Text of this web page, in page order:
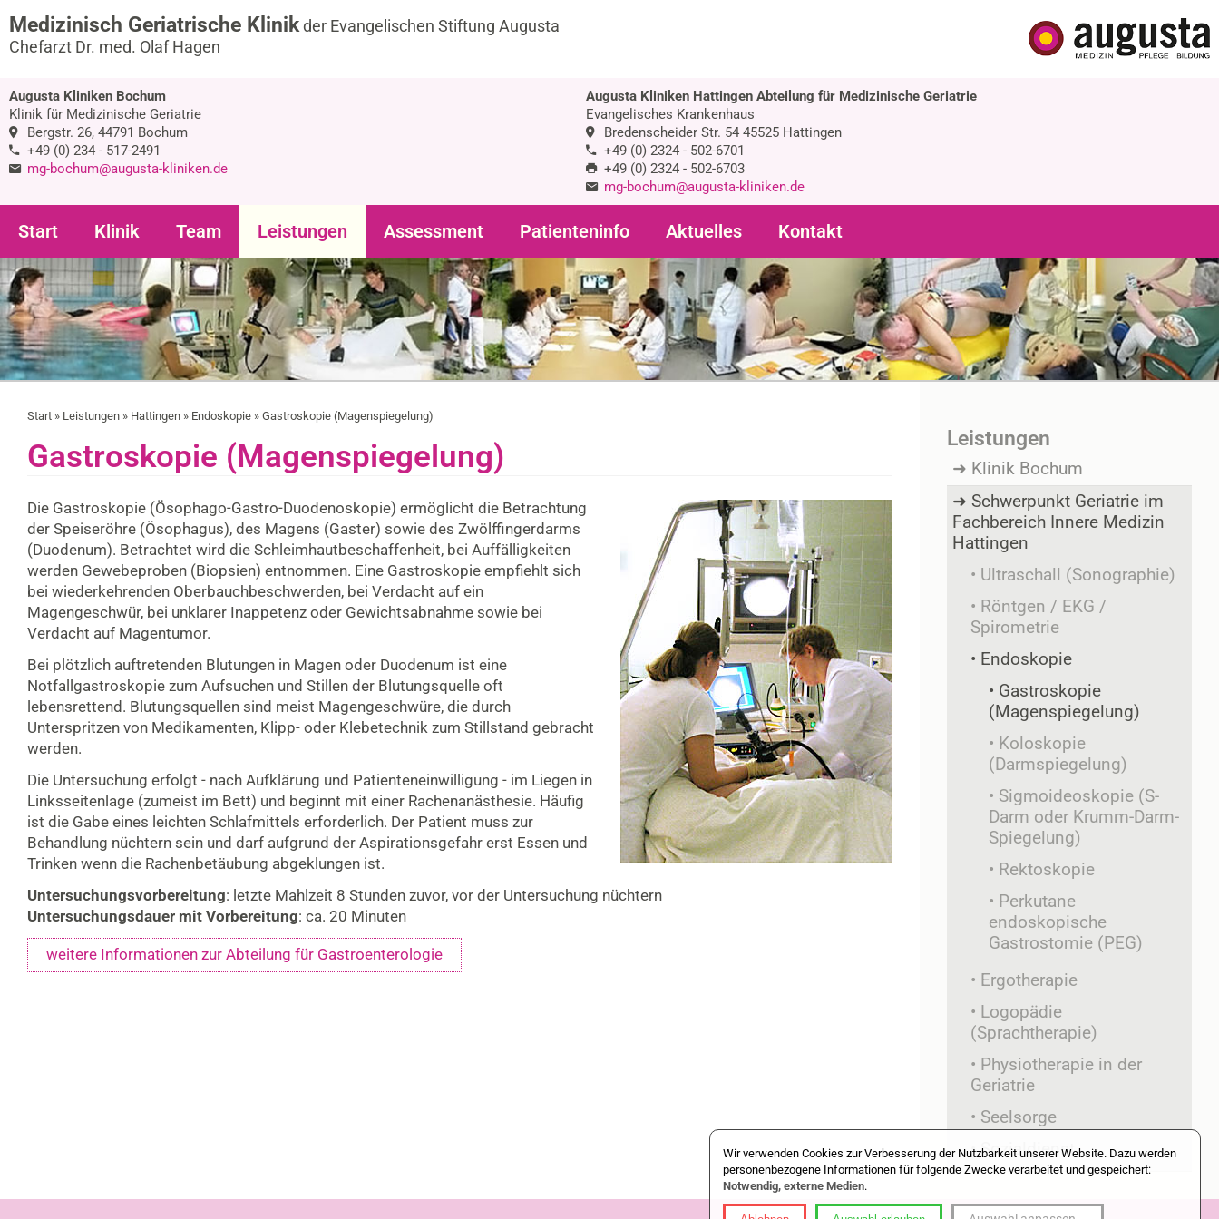
Medizinisch Geriatrische Klinikder Evangelischen Stiftung Augusta
Chefarzt Dr. med. Olaf Hagen
Augusta Kliniken Bochum
Klinik für Medizinische Geriatrie
Bergstr. 26, 44791 Bochum
+49 (0) 234 - 517-2491
mg-bochum@augusta-kliniken.de
Augusta Kliniken Hattingen Abteilung für Medizinische Geriatrie
Evangelisches Krankenhaus
Bredenscheider Str. 54 45525 Hattingen
+49 (0) 2324 - 502-6701
+49 (0) 2324 - 502-6703
mg-bochum@augusta-kliniken.de
Start Klinik Team Leistungen Assessment Patienteninfo Aktuelles Kontakt
Start » Leistungen » Hattingen » Endoskopie » Gastroskopie (Magenspiegelung)
Gastroskopie (Magenspiegelung)
Die Gastroskopie (Ösophago-Gastro-Duodenoskopie) ermöglicht die Betrachtung
der Speiseröhre (Ösophagus), des Magens (Gaster) sowie des Zwölffingerdarms
(Duodenum). Betrachtet wird die Schleimhautbeschaffenheit, bei Auffälligkeiten
werden Gewebeproben (Biopsien) entnommen. Eine Gastroskopie empfiehlt sich
bei wiederkehrenden Oberbauchbeschwerden, bei Verdacht auf ein
Magengeschwür, bei unklarer Inappetenz oder Gewichtsabnahme sowie bei
Verdacht auf Magentumor.
Bei plötzlich auftretenden Blutungen in Magen oder Duodenum ist eine
Notfallgastroskopie zum Aufsuchen und Stillen der Blutungsquelle oft
lebensrettend. Blutungsquellen sind meist Magengeschwüre, die durch
Unterspritzen von Medikamenten, Klipp- oder Klebetechnik zum Stillstand gebracht
werden.
Die Untersuchung erfolgt - nach Aufklärung und Patienteneinwilligung - im Liegen in
Linksseitenlage (zumeist im Bett) und beginnt mit einer Rachenanästhesie. Häufig
ist die Gabe eines leichten Schlafmittels erforderlich. Der Patient muss zur
Behandlung nüchtern sein und darf aufgrund der Aspirationsgefahr erst Essen und
Trinken wenn die Rachenbetäubung abgeklungen ist.
Untersuchungsvorbereitung: letzte Mahlzeit 8 Stunden zuvor, vor der Untersuchung nüchtern
Untersuchungsdauer mit Vorbereitung: ca. 20 Minuten
weitere Informationen zur Abteilung für Gastroenterologie
Leistungen
Klinik Bochum
Schwerpunkt Geriatrie im
Fachbereich Innere Medizin
Hattingen
Ultraschall (Sonographie)
Röntgen / EKG /
Spirometrie
Endoskopie
Gastroskopie
(Magenspiegelung)
Koloskopie
(Darmspiegelung)
Sigmoideoskopie (S-
Darm oder Krumm-Darm-
Spiegelung)
Rektoskopie
Perkutane
endoskopische
Gastrostomie (PEG)
Ergotherapie
Logopädie
(Sprachtherapie)
Physiotherapie in der
Geriatrie
Seelsorge
Sozialdienst
Wir verwenden Cookies zur Verbesserung der Nutzbarkeit unserer Website. Dazu werden
personenbezogene Informationen für folgende Zwecke verarbeitet und gespeichert:
Notwendig, externe Medien.